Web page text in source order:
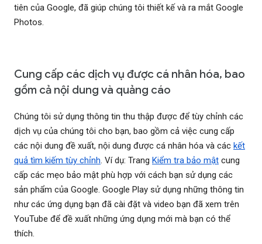
tiên của Google, đã giúp chúng tôi thiết kế và ra mắt Google
Photos.
Cung cấp các dịch vụ được cá nhân hóa, bao
gồm cả nội dung và quảng cáo
Chúng tôi sử dụng thông tin thu thập được để tùy chỉnh các
dịch vụ của chúng tôi cho bạn, bao gồm cả việc cung cấp
các nội dung đề xuất, nội dung được cá nhân hóa và các kết
quả tìm kiếm tùy chỉnh. Ví dụ: Trang Kiểm tra bảo mật cung
cấp các mẹo bảo mật phù hợp với cách bạn sử dụng các
sản phẩm của Google. Google Play sử dụng những thông tin
như các ứng dụng bạn đã cài đặt và video bạn đã xem trên
YouTube để đề xuất những ứng dụng mới mà bạn có thể
thích.